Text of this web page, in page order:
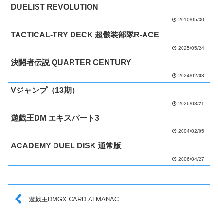
DUELIST REVOLUTION
2010/05/30
TACTICAL-TRY DECK 超骸装部隊R-ACE
2025/05/24
決闘者伝説 QUARTER CENTURY
2024/02/03
Vジャンプ（13期）
2026/08/21
遊戯王DM エキスパート3
2004/02/05
ACADEMY DUEL DISK 通常版
2006/04/27
遊戯王DMGX CARD ALMANAC